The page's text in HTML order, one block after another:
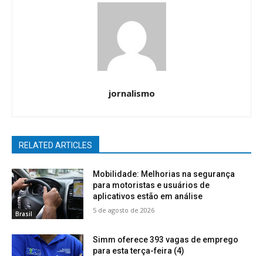
jornalismo
RELATED ARTICLES
Brasil
Mobilidade: Melhorias na segurança
para motoristas e usuários de
aplicativos estão em análise
5 de agosto de 2026
Simm oferece 393 vagas de emprego
para esta terça-feira (4)